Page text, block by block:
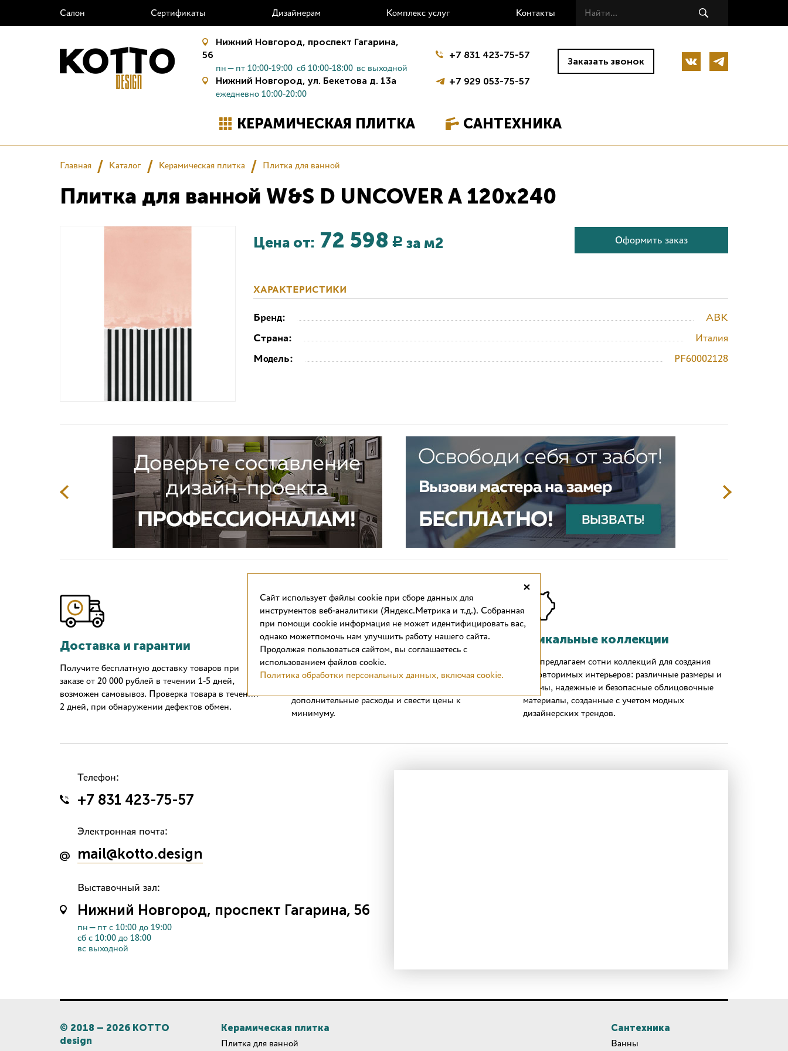
Салон Сертификаты Дизайнерам Комплекс услуг Контакты
Нижний Новгород, проспект Гагарина,
56
пн—пт 10:00-19:00 сб 10:00-18:00 вс выходной
Нижний Новгород, ул. Бекетова д. 13а
ежедневно 10:00-20:00
+7 831 423-75-57
+7 929 053-75-57
Заказать звонок
КЕРАМИЧЕСКАЯ ПЛИТКА САНТЕХНИКА
Главная Каталог Керамическая плитка Плитка для ванной
Плитка для ванной W&S D UNCOVER A 120x240
Цена от: 72 598 Р за м2 Оформить заказ
ХАРАКТЕРИСТИКИ
Бренд:
ABK
Страна:
Италия
Модель:
PF60002128
Доставка и гарантии
Получите бесплатную доставку товаров при
заказе от 20 000 рублей в течении 1-5 дней,
возможен самовывоз. Проверка товара в течении
2 дней, при обнаружении дефектов обмен.
Выгодные цены
Стоимость отделочных материалов в интернет-
магазине вас приятно удивит. Продажа плитки в
дополнительные расходы и свести цены к
минимуму.
Уникальные коллекции
Мы предлагаем сотни коллекций для создания
неповторимых интерьеров: различные размеры и
формы, надежные и безопасные облицовочные
материалы, созданные с учетом модных
дизайнерских трендов.
Телефон:
+7 831 423-75-57
Электронная почта:
mail@kotto.design
Выставочный зал:
Нижний Новгород, проспект Гагарина, 56
пн—пт с 10:00 до 19:00
сб с 10:00 до 18:00
вс выходной
© 2018 – 2026 КОТТО
design
Керамическая плитка
Плитка для ванной
Сантехника
Ванны
×
Cайт использует файлы cookie при сборе данных для
инструментов веб-аналитики (Яндекс.Метрика и т.д.). Собранная
при помощи cookie информация не может идентифицировать вас,
однако можетпомочь нам улучшить работу нашего сайта.
Продолжая пользоваться сайтом, вы соглашаетесь с
использованием файлов cookie.
Политика обработки персональных данных, включая cookie.